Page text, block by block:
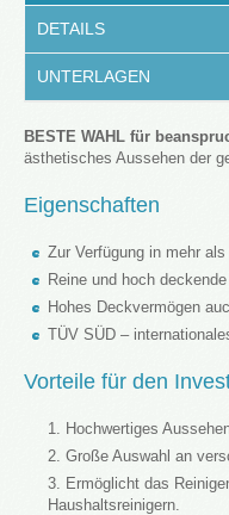
DETAILS
UNTERLAGEN
BESTE WAHL für
ästhetisches Aussehen der
Eigenschaften
Zur Verfügung in mehr als
Reine und hoch
Hohes Deckvermögen
TÜV SÜD –
Vorteile für den
Hochwertiges
Große Auswahl an
Ermöglicht das
Haushaltsreinigern.